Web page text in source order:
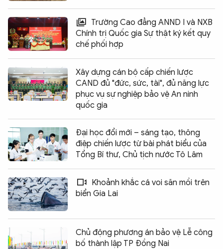
Trường Cao đẳng ANND I và NXB
Chính trị Quốc gia Sự thật ký kết quy
chế phối hợp
Xây dựng cán bộ cấp chiến lược
CAND đủ "đức, sức, tài", đủ năng lực
phục vụ sự nghiệp bảo vệ An ninh
quốc gia
Đại học đổi mới – sáng tạo, thông
điệp chiến lược từ bài phát biểu của
Tổng Bí thư, Chủ tịch nước Tô Lâm
Khoảnh khắc cá voi săn mồi trên
biển Gia Lai
Chủ động phương án bảo vệ Lễ công
bố thành lập TP Đồng Nai